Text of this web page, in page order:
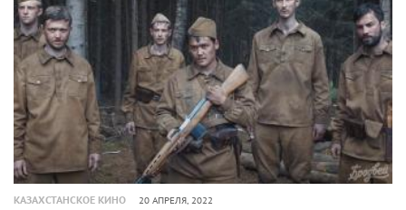
КАЗАХСТАНСКОЕ КИНО 20 АПРЕЛЯ, 2022